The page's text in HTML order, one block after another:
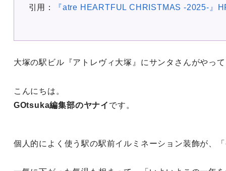
引用： 『atre HEARTFUL CHRISTMAS -2025-』
大塚の駅ビル『アトレヴィ大塚』にサンタさんがやっ
こんにちは。
GOtsuka編集部のヤナイ です。
個人的によく使う駅の駅前イルミネーション装飾が、